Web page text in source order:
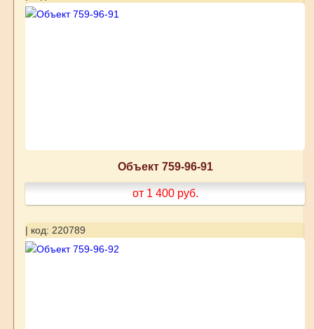
Объект 759-96-91
от 1 400 руб.
| код: 220789